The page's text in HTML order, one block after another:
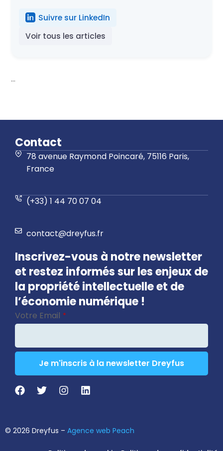
Suivre sur LinkedIn
Voir tous les articles
...
Contact
78 avenue Raymond Poincaré, 75116 Paris,
France
(+33) 1 44 70 07 04
contact@dreyfus.fr
Inscrivez-vous à notre newsletter
et restez informés sur les enjeux de
la propriété intellectuelle et de
l’économie numérique !
Votre Email *
Je m'inscris à la newsletter Dreyfus
Website
© 2026 Dreyfus – Agence web Peach